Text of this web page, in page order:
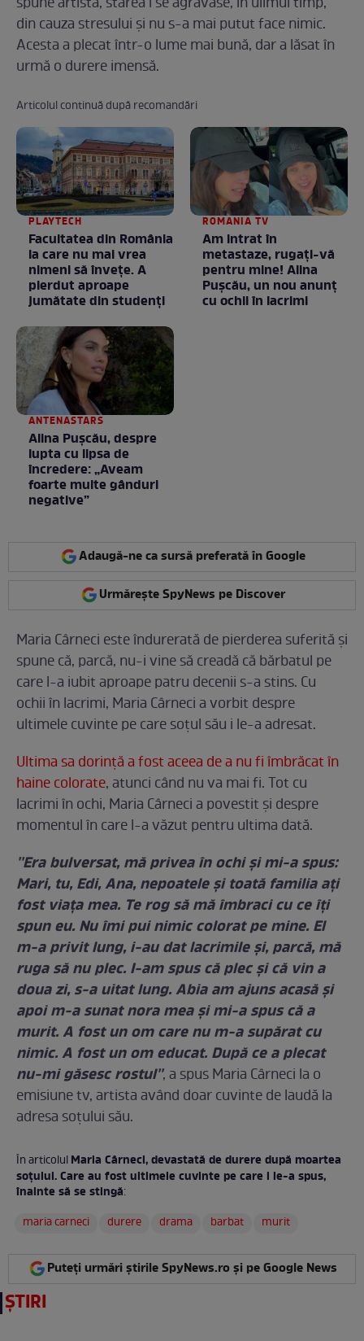
din cauza stresului şi nu s-a mai putut face nimic.
Acesta a plecat într-o lume mai bună, dar a lăsat în
urmă o durere imensă.
Articolul continuă după recomandări
PLAYTECH
Facultatea din România
la care nu mai vrea
nimeni să înveţe. A
pierdut aproape
jumătate din studenţi
ROMANIA TV
Am intrat în
metastaze, rugaţi-vă
pentru mine! Alina
Puşcău, un nou anunţ
cu ochii în lacrimi
ANTENASTARS
Alina Pușcău, despre
lupta cu lipsa de
încredere: „Aveam
foarte multe gânduri
negative”
Adaugă-ne ca sursă preferată în Google
Urmărește SpyNews pe Discover
Maria Cârneci este îndurerată de pierderea suferită şi
spune că, parcă, nu-i vine să creadă că bărbatul pe
care l-a iubit aproape patru decenii s-a stins. Cu
ochii în lacrimi, Maria Cârneci a vorbit despre
ultimele cuvinte pe care soţul său i le-a adresat.
Ultima sa dorinţă a fost aceea de a nu fi îmbrăcat în
haine colorate, atunci când nu va mai fi. Tot cu
lacrimi în ochi, Maria Cârneci a povestit şi despre
momentul în care l-a văzut pentru ultima dată.
''Era bulversat, mă privea în ochi şi mi-a spus:
Mari, tu, Edi, Ana, nepoatele şi toată familia aţi
fost viaţa mea. Te rog să mă îmbraci cu ce îţi
spun eu. Nu îmi pui nimic colorat pe mine. El
m-a privit lung, i-au dat lacrimile şi, parcă, mă
ruga să nu plec. I-am spus că plec şi că vin a
doua zi, s-a uitat lung. Abia am ajuns acasă şi
apoi m-a sunat nora mea şi mi-a spus că a
murit. A fost un om care nu m-a supărat cu
nimic. A fost un om educat. După ce a plecat
nu-mi găsesc rostul'', a spus Maria Cârneci la o
emisiune tv, artista având doar cuvinte de laudă la
adresa soţului său.
În articolulMaria Cârneci, devastată de durere după moartea
soţului. Care au fost ultimele cuvinte pe care i le-a spus,
înainte să se stingă:
maria carneci
durere drama barbat murit
Puteți urmări știrile SpyNews.ro și pe Google News
ȘTIRI